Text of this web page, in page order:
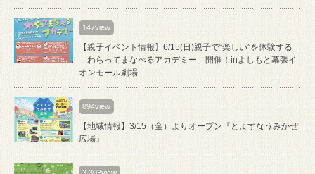
147view
【親子イベント情報】6/15(日)親子で“楽しい”を体験する
「わらってまなべるアカデミー」開催！inよしもと幕張イ
オンモール劇場
894view
【地域情報】3/15（金）よりオープン『とよすなうみかぜ
広場』